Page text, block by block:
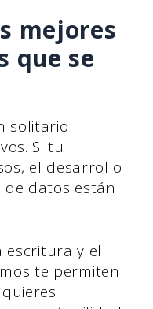
mejores
que se
solitario
Si tu
el desarrollo
de datos están
escritura y el
te permiten